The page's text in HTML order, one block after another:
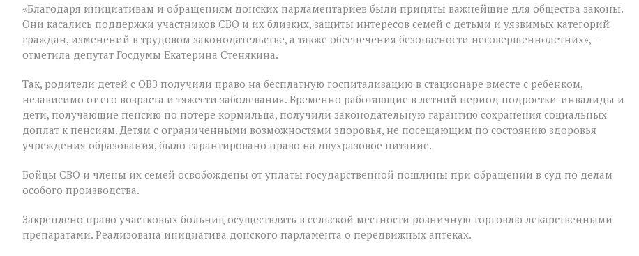
«Благодаря инициативам и обращениям донских парламентариев были приняты важнейшие для общества законы.
Они касались поддержки участников СВО и их близких, защиты интересов семей с детьми и уязвимых категорий
граждан, изменений в трудовом законодательстве, а также обеспечения безопасности несовершеннолетних», –
отметила депутат Госдумы Екатерина Стенякина.
Так, родители детей с ОВЗ получили право на бесплатную госпитализацию в стационаре вместе с ребенком,
независимо от его возраста и тяжести заболевания. Временно работающие в летний период подростки-инвалиды и
дети, получающие пенсию по потере кормильца, получили законодательную гарантию сохранения социальных
доплат к пенсиям. Детям с ограниченными возможностями здоровья, не посещающим по состоянию здоровья
учреждения образования, было гарантировано право на двухразовое питание.
Бойцы СВО и члены их семей освобождены от уплаты государственной пошлины при обращении в суд по делам
особого производства.
Закреплено право участковых больниц осуществлять в сельской местности розничную торговлю лекарственными
препаратами. Реализована инициатива донского парламента о передвижных аптеках.